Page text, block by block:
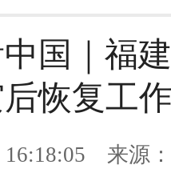
国｜福
恢复工
16:18:05 来源